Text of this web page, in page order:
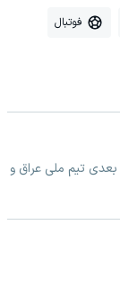
فوتبال
بعدی تیم ملی عراق و